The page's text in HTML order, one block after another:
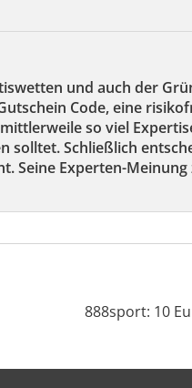
und auch der
Code, eine
so viel
Schließlich
Seine Experten-
888sport: 10